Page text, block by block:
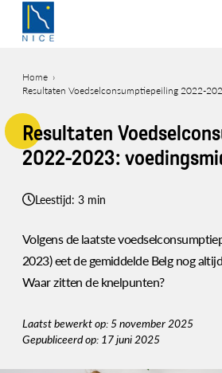
Overslaan
naar
inhoud
Kruimelpad
Home
Resultaten Voedselconsumptiepeiling 2022-
Resultaten
2022-2023:
Leestijd: 3 min
Volgens de laatste
2023) eet de gemiddelde Belg nog
Waar zitten de knelpunten?
Laatst bewerkt op: 5 november 2025
Gepubliceerd op: 17 juni 2025